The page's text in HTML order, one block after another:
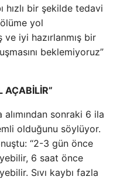
hızlı bir şekilde tedavi
yol
iyi hazırlanmış bir
beklemiyoruz”
AÇABİLİR”
alımından sonraki 6 ila
olduğunu söylüyor.
“2-3 gün önce
6 saat önce
Sıvı kaybı fazla